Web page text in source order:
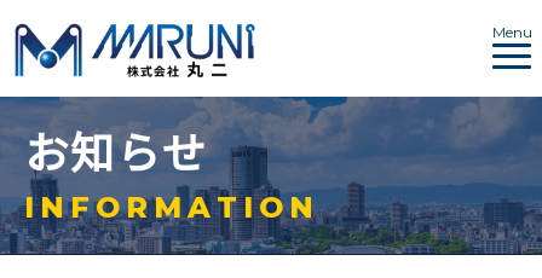
Menu
お知らせ
INFORMATION